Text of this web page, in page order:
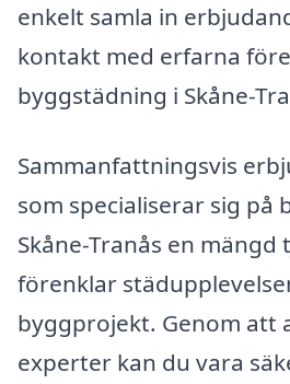
enkelt samla in
kontakt med erfarna
byggstädning i Skåne-
Sammanfattningsvis
som specialiserar sig på
Skåne-Tranås en mängd
förenklar
byggprojekt. Genom att
experter kan du vara